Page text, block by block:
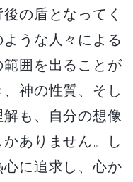
の盾となってく
うな人々による
囲を出ることが
神の性質、そし
も、自分の想像
ありません。し
に追求し、心か